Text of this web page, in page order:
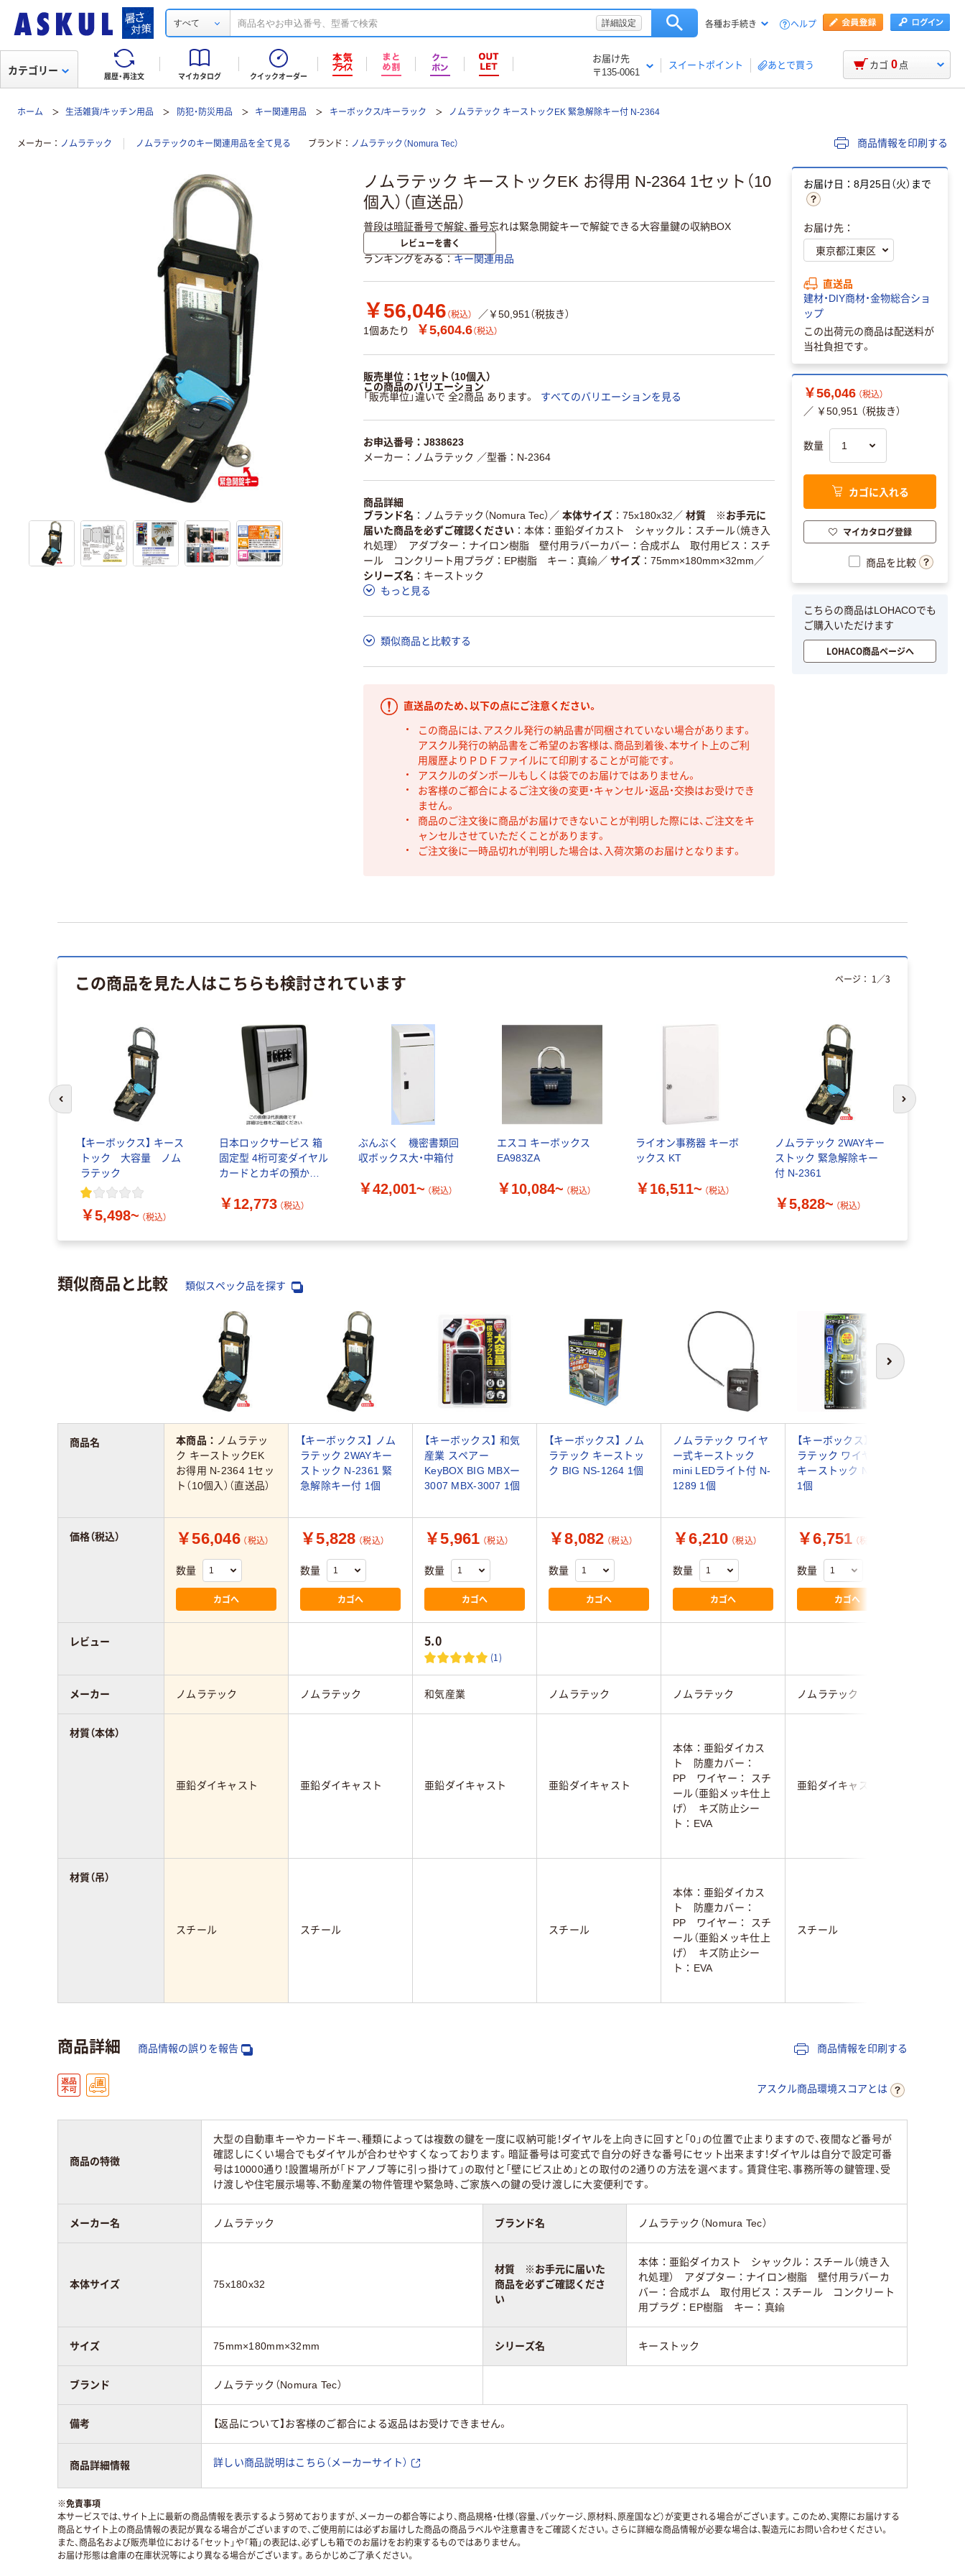
すべて 詳細設定 各種お手続き ヘルプ
履歴・再注文 マイカタログ クイックオーダー
お届け先
〒135-0061
スイートポイント あとで買う
カテゴリー カゴ 0 点
ホーム 生活雑貨/キッチン用品 防犯・防災用品 キー関連用品 キーボックス/キーラック ノムラテック キーストックEK 緊急解除キー付 N-2364
メーカー ノムラテック ノムラテックのキー関連用品を全て見る ブランド ノムラテック（Nomura Tec） 商品情報を印刷する
ノムラテック キーストックEK お得用 N-2364 1セット（10
個入）（直送品）
普段は暗証番号で解錠、番号忘れは緊急開錠キーで解錠できる大容量鍵の収納BOX
レビューを書く
ランキングをみる キー関連用品
￥56,046 （税込）
／￥50,951（税抜き）
1個あたり
￥5,604.6（税込）
販売単位：1セット（10個入）
この商品のバリエーション
「販売単位」違いで 全2商品 あります。
すべてのバリエーションを見る
お申込番号：J838623
メーカー：ノムラテック ／型番：N-2364
商品詳細
ブランド名
ノムラテック（Nomura Tec） ／ 本体サイズ 75x180x32 ／ 材質 ※お手元に
届いた商品を必ずご確認ください
本体：亜鉛ダイカスト シャックル：スチール（焼き入
れ処理） アダプター：ナイロン樹脂 壁付用ラバーカバー：合成ボム 取付用ビス：スチ
ール コンクリート用プラグ：EP樹脂 キー：真鍮 ／ サイズ 75mm×180mm×32mm ／
シリーズ名
キーストック
もっと見る
類似商品と比較する
直送品のため、以下の点にご注意ください。
この商品には、アスクル発行の納品書が同梱されていない場合があります。
アスクル発行の納品書をご希望のお客様は、商品到着後、本サイト上のご利
用履歴よりＰＤＦファイルにて印刷することが可能です。
アスクルのダンボールもしくは袋でのお届けではありません。
お客様のご都合によるご注文後の変更・キャンセル・返品・交換はお受けでき
ません。
商品のご注文後に商品がお届けできないことが判明した際には、ご注文をキ
ャンセルさせていただくことがあります。
ご注文後に一時品切れが判明した場合は、入荷次第のお届けとなります。
お届け日：8月25日（火）まで
お届け先：
直送品
建材・DIY商材・金物総合ショ
ップ
この出荷元の商品は配送料が
当社負担です。
￥56,046 （税込）
／ ￥50,951 （税抜き）
数量
カゴに入れる
マイカタログ登録
商品を比較
こちらの商品はLOHACOでも
ご購入いただけます
LOHACO商品ページへ
この商品を見た人はこちらも検討されています
【キーボックス】 キース
トック 大容量 ノム
ラテック
￥5,498~ （税込）
日本ロックサービス 箱
固定型 4桁可変ダイヤル
カードとカギの預かり
個（直送品）
￥12,773 （税込）
ぶんぶく 機密書類回
収ボックス大・中箱付
￥42,001~ （税込）
エスコ キーボックス
EA983ZA
￥10,084~ （税込）
ライオン事務器 キーボ
ックス KT
￥16,511~ （税込）
ノムラテック 2WAYキー
ストック 緊急解除キー
付 N-2361
￥5,828~ （税込）
ページ： 1 ／3
前のスライドへ 次のスライド
類似商品と比較 類似スペック品を探す
次へ
本商品： ノムラテッ
ク キーストックEK
お得用 N-2364 1セッ
ト（10個入）（直送品）
【キーボックス】 ノム
ラテック 2WAYキー
ストック N-2361 緊
急解除キー付 1個
【キーボックス】 和気
産業 スペアー
KeyBOX BIG MBXー
3007 MBX-3007 1個
【キーボックス】 ノム
ラテック キーストッ
ク BIG NS-1264 1個
ノムラテック ワイヤ
ー式キーストック
mini LEDライト付 N-
1289 1個
【キーボックス】 ノム
ラテック ワイヤー式
キーストック N-1273
1個
￥56,046 （税込）
数量
カゴへ
￥5,828 （税込）
数量
カゴへ
￥5,961 （税込）
数量
カゴへ
￥8,082 （税込）
数量
カゴへ
￥6,210 （税込）
数量
カゴへ
￥6,751 （税込）
数量
カゴへ
5.0
(1)
ノムラテック ノムラテック 和気産業 ノムラテック ノムラテック ノムラテック
亜鉛ダイキャスト 亜鉛ダイキャスト 亜鉛ダイキャスト 亜鉛ダイキャスト
本体：亜鉛ダイカス
ト 防塵カバー：
PP ワイヤー： スチ
ール（亜鉛メッキ仕上
げ） キズ防止シー
ト：EVA
亜鉛ダイキャスト
スチール スチール スチール
本体：亜鉛ダイカス
ト 防塵カバー：
PP ワイヤー： スチ
ール（亜鉛メッキ仕上
げ） キズ防止シー
ト：EVA
スチール
商品名
価格（税込）
レビュー
メーカー
材質（本体）
材質（吊）
商品詳細 商品情報の誤りを報告 商品情報を印刷する
アスクル商品環境スコアとは
商品の特徴
大型の自動車キーやカードキー、種類によっては複数の鍵を一度に収納可能！ダイヤルを上向きに回すと「0」の位置で止まりますので、夜間など番号が
確認しにくい場合でもダイヤルが合わせやすくなっております。暗証番号は可変式で自分の好きな番号にセット出来ます！ダイヤルは自分で設定可番
号は10000通り！設置場所が「ドアノブ等に引っ掛けて」の取付と「壁にビス止め」との取付の2通りの方法を選べます。賃貸住宅、事務所等の鍵管理、受
け渡しや住宅展示場等、不動産業の物件管理や緊急時、ご家族への鍵の受け渡しに大変便利です。
メーカー名 ノムラテック ブランド名 ノムラテック（Nomura Tec）
本体サイズ 75x180x32
材質 ※お手元に届いた
商品を必ずご確認くださ
い
本体：亜鉛ダイカスト シャックル：スチール（焼き入
れ処理） アダプター：ナイロン樹脂 壁付用ラバーカ
バー：合成ボム 取付用ビス：スチール コンクリート
用プラグ：EP樹脂 キー：真鍮
サイズ 75mm×180mm×32mm シリーズ名 キーストック
ブランド ノムラテック（Nomura Tec）
備考 【返品について】お客様のご都合による返品はお受けできません。
商品詳細情報 詳しい商品説明はこちら（メーカーサイト）
※免責事項
本サービスでは、サイト上に最新の商品情報を表示するよう努めておりますが、メーカーの都合等により、商品規格・仕様（容量、パッケージ、原材料、原産国など）が変更される場合がございます。このため、実際にお届けする
商品とサイト上の商品情報の表記が異なる場合がございますので、ご使用前には必ずお届けした商品の商品ラベルや注意書きをご確認ください。さらに詳細な商品情報が必要な場合は、製造元にお問い合わせください。
また、商品名および販売単位における「セット」や「箱」の表記は、必ずしも箱でのお届けをお約束するものではありません。
お届け形態は倉庫の在庫状況等により異なる場合がございます。あらかじめご了承ください。